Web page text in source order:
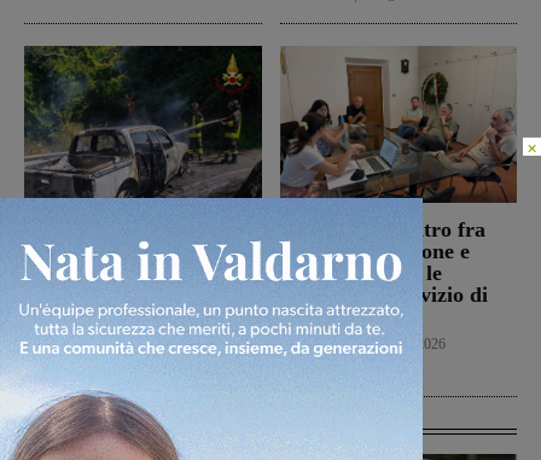
Loro, auto in fiamme in
località Trevane: brucia
anche la vegetazione.
Intervento di Vigili del
fuoco e volontari
antincendio
Cronaca 7 Agosto 2026
Reggello: incontro fra
l’Amministrazione e
Alia, sul tavolo le
criticità nel servizio di
raccolta rifiuti
Reggello 7 Agosto 2026
Ultime Calcio
×